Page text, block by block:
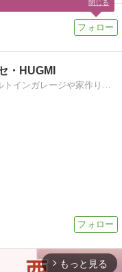
・HUGMI
arrow_forward_ios もっと見る
閉じる